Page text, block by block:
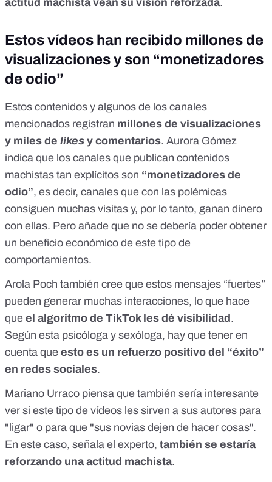
Estos vídeos han recibido millones de
visualizaciones y son “monetizadores
de odio”
Estos contenidos y algunos de los canales
mencionados registran millones de visualizaciones
y miles de likes y comentarios. Aurora Gómez
indica que los canales que publican contenidos
machistas tan explícitos son “monetizadores de
odio”, es decir, canales que con las polémicas
consiguen muchas visitas y, por lo tanto, ganan dinero
con ellas. Pero añade que no se debería poder obtener
un beneficio económico de este tipo de
comportamientos.
Arola Poch también cree que estos mensajes “fuertes”
pueden generar muchas interacciones, lo que hace
que el algoritmo de TikTokles dé visibilidad.
Según esta psicóloga y sexóloga, hay que tener en
cuenta que esto es un refuerzo positivo del “éxito”
en redes sociales.
Mariano Urraco piensa que también sería interesante
ver si este tipo de vídeos les sirven a sus autores para
"ligar" o para que "sus novias dejen de hacer cosas".
En este caso, señala el experto, también se estaría
reforzando una actitud machista.